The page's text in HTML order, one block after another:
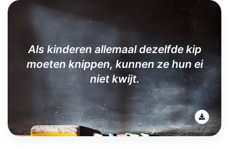
Als kinderen allemaal dezelfde kip
moeten knippen, kunnen ze hun ei
niet kwijt.